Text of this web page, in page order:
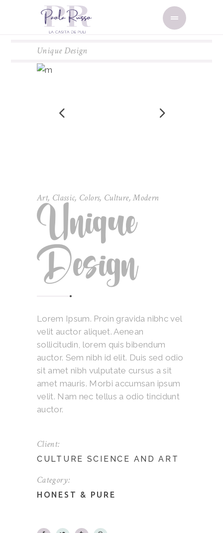
Unique Design
Art, Classic, Colors, Culture,Modern
Unique
Design
Lorem Ipsum. Proin gravida nibhc vel
velit auctor aliquet. Aenean
sollicitudin, lorem quis bibendum
auctor. Sem nibh id elit. Duis sed odio
sit amet nibh vulputate cursus a sit
amet mauris. Morbi accumsan ipsum
velit. Nam nec tellus a odio tincidunt
auctor.
Client:
CULTURE SCIENCE AND ART
Category:
HONEST & PURE